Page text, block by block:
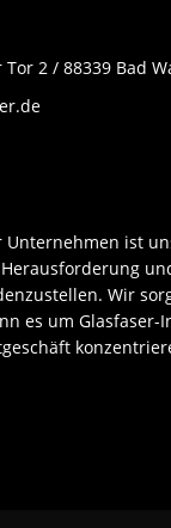
2 / 88339 Bad
ist
Wir
es um